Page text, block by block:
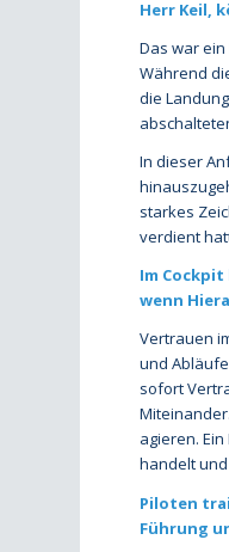
Herr Keil,
Das war
Während
die
In dieser
starkes
verdient
Im
wenn
Vertrauen
und
sofort
agieren.
handelt
Piloten
Führung